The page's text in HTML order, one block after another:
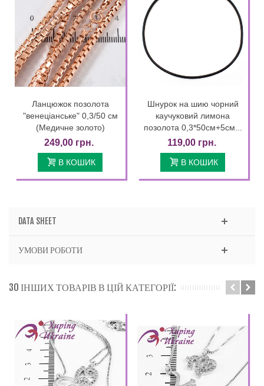
Ланцюжок позолота
"венеціанське" 0,3/50 см
(Медичне золото)
249,00 грн.
В КОШИК
Шнурок на шию чорний
каучуковий лимона
позолота 0,3*50см+5см...
119,00 грн.
В КОШИК
DATA SHEET
УМОВИ РОБОТИ
30 ІНШИХ ТОВАРІВ В ЦІЙ КАТЕГОРІЇ: